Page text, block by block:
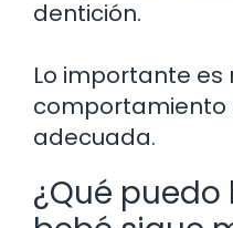
dentición.
Lo importante es
comportamiento
adecuada.
¿Qué